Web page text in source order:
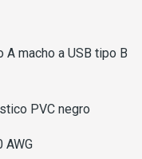
macho a USB tipo B
PVC negro
AWG